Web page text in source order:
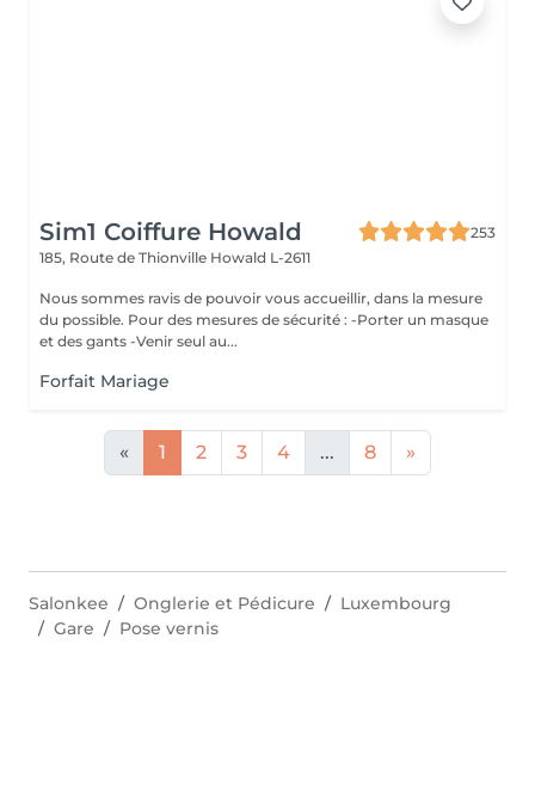
Sim1 Coiffure Howald
253
185, Route de Thionville Howald L-2611
Nous sommes ravis de pouvoir vous accueillir, dans la mesure
du possible. Pour des mesures de sécurité : -Porter un masque
et des gants -Venir seul au...
Forfait Mariage
« 1 2 3 4 ... 8 »
Salonkee Onglerie et Pédicure
Luxembourg
Gare
Pose vernis